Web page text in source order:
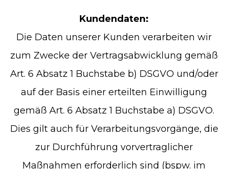
Kundendaten:
Die Daten unserer Kunden verarbeiten wir
zum Zwecke der Vertragsabwicklung gemäß
Art. 6 Absatz 1 Buchstabe b) DSGVO und/oder
auf der Basis einer erteilten Einwilligung
gemäß Art. 6 Absatz 1 Buchstabe a) DSGVO.
Dies gilt auch für Verarbeitungsvorgänge, die
zur Durchführung vorvertraglicher
Maßnahmen erforderlich sind (bspw. im